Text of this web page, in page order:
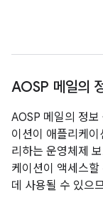
AOSP 메일의
AOSP 메일의 정
이션이 애플리케
리하는 운영체제
케이션이 액세스
데 사용될 수 있으